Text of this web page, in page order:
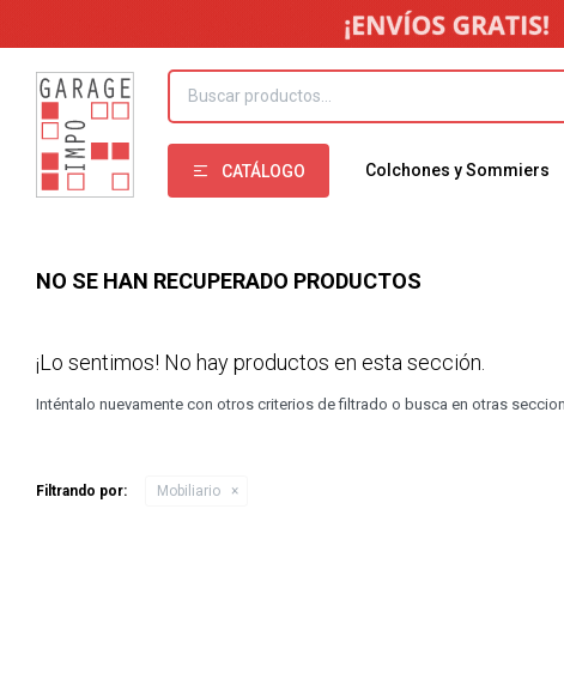
CATÁLOGO Colchones y Sommiers
NO SE HAN RECUPERADO PRODUCTOS
¡Lo sentimos! No hay productos en esta sección.
Inténtalo nuevamente con otros criterios de filtrado o busca en otras
Filtrando por: Mobiliario